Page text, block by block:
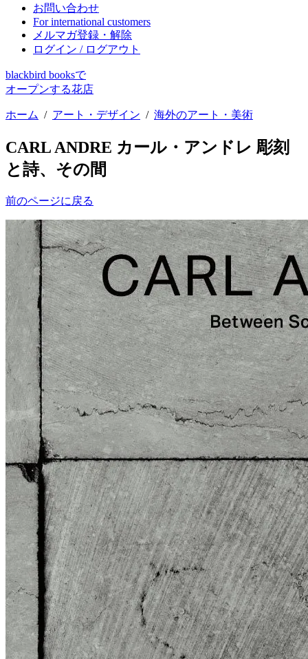
お問い合わせ
For international customers
メルマガ登録・解除
ログイン / ログアウト
blackbird booksで
オープンする花店
ホーム / アート・デザイン / 海外のアート・美術
CARL ANDRE カール・アンドレ 彫刻
と詩、その間
前のページに戻る